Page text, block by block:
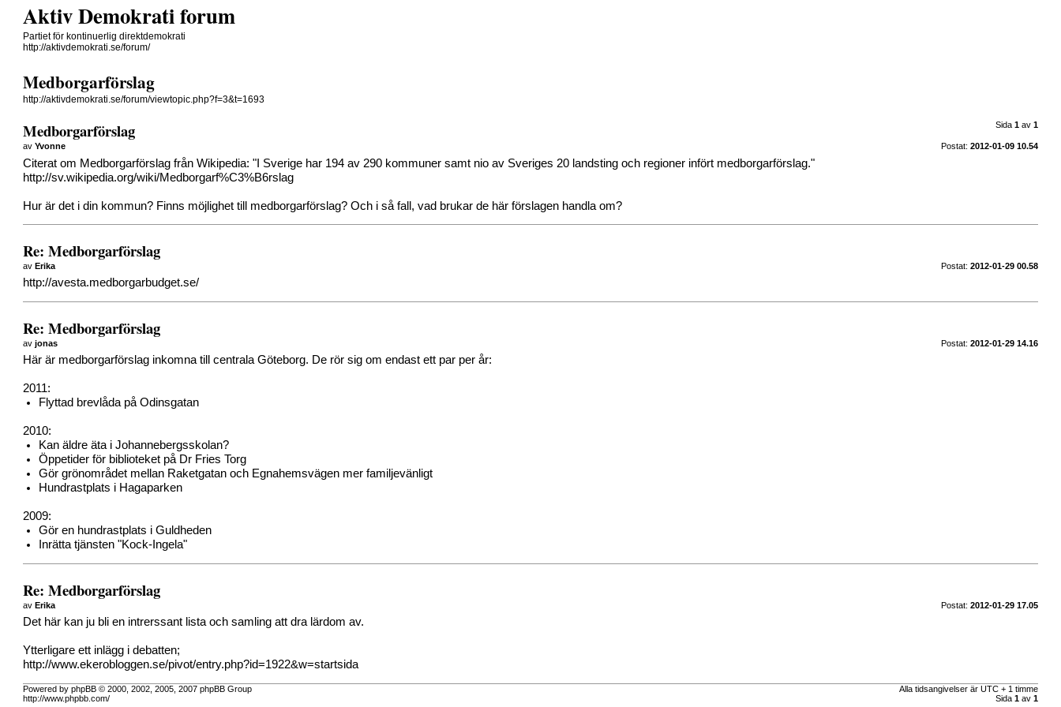
Aktiv Demokrati forum
Partiet för kontinuerlig direktdemokrati
http://aktivdemokrati.se/forum/
Medborgarförslag
http://aktivdemokrati.se/forum/viewtopic.php?f=3&t=1693
Sida 1av 1
Medborgarförslag
Postat: 2012-01-09 10.54
avYvonne
Citerat om Medborgarförslag från Wikipedia: "I Sverige har 194 av 290 kommuner samt nio av Sveriges 20 landsting och regioner infört medborgarförslag."
http://sv.wikipedia.org/wiki/Medborgarf%C3%B6rslag
Hur är det i din kommun? Finns möjlighet till medborgarförslag? Och i så fall, vad brukar de här förslagen handla om?
Re: Medborgarförslag
Postat: 2012-01-29 00.58
avErika
http://avesta.medborgarbudget.se/
Re: Medborgarförslag
Postat: 2012-01-29 14.16
avjonas
Här är medborgarförslag inkomna till centrala Göteborg. De rör sig om endast ett par per år:
2011:
Flyttad brevlåda på Odinsgatan
2010:
Kan äldre äta i Johannebergsskolan?
Öppetider för biblioteket på Dr Fries Torg
Gör grönområdet mellan Raketgatan och Egnahemsvägen mer familjevänligt
Hundrastplats i Hagaparken
2009:
Gör en hundrastplats i Guldheden
Inrätta tjänsten "Kock-Ingela"
Re: Medborgarförslag
Postat: 2012-01-29 17.05
avErika
Det här kan ju bli en intrerssant lista och samling att dra lärdom av.
Ytterligare ett inlägg i debatten;
http://www.ekerobloggen.se/pivot/entry.php?id=1922&w=startsida
Alla tidsangivelser är UTC + 1 timme
Sida 1av 1
Powered by phpBB © 2000, 2002, 2005, 2007 phpBB Group
http://www.phpbb.com/